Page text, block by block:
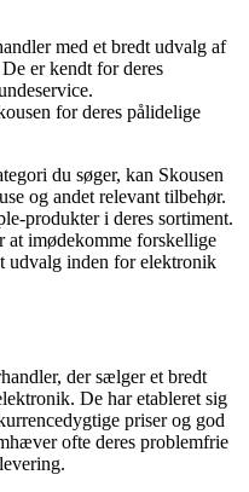
med et bredt udvalg af
er kendt for deres
for deres pålidelige
du søger, kan Skousen
og andet relevant tilbehør.
produkter i deres sortiment.
at imødekomme forskellige
udvalg inden for elektronik
der sælger et bredt
De har etableret sig
priser og god
ofte deres problemfrie